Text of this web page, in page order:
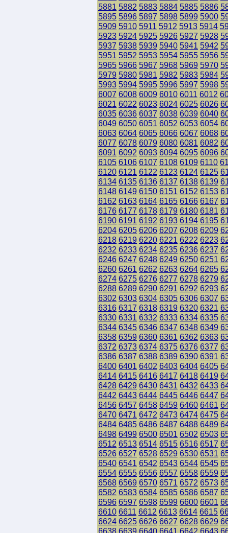
5881 5882 5883 5884 5885 5886
5895 5896 5897 5898 5899 5900
5909 5910 5911 5912 5913 5914
5923 5924 5925 5926 5927 5928
5937 5938 5939 5940 5941 5942
5951 5952 5953 5954 5955 5956
5965 5966 5967 5968 5969 5970
5979 5980 5981 5982 5983 5984
5993 5994 5995 5996 5997 5998
6007 6008 6009 6010 6011 6012
6021 6022 6023 6024 6025 6026
6035 6036 6037 6038 6039 6040
6049 6050 6051 6052 6053 6054
6063 6064 6065 6066 6067 6068
6077 6078 6079 6080 6081 6082
6091 6092 6093 6094 6095 6096
6105 6106 6107 6108 6109 6110
6120 6121 6122 6123 6124 6125
6134 6135 6136 6137 6138 6139
6148 6149 6150 6151 6152 6153
6162 6163 6164 6165 6166 6167
6176 6177 6178 6179 6180 6181
6190 6191 6192 6193 6194 6195
6204 6205 6206 6207 6208 6209
6218 6219 6220 6221 6222 6223
6232 6233 6234 6235 6236 6237
6246 6247 6248 6249 6250 6251
6260 6261 6262 6263 6264 6265
6274 6275 6276 6277 6278 6279
6288 6289 6290 6291 6292 6293
6302 6303 6304 6305 6306 6307
6316 6317 6318 6319 6320 6321
6330 6331 6332 6333 6334 6335
6344 6345 6346 6347 6348 6349
6358 6359 6360 6361 6362 6363
6372 6373 6374 6375 6376 6377
6386 6387 6388 6389 6390 6391
6400 6401 6402 6403 6404 6405
6414 6415 6416 6417 6418 6419
6428 6429 6430 6431 6432 6433
6442 6443 6444 6445 6446 6447
6456 6457 6458 6459 6460 6461
6470 6471 6472 6473 6474 6475
6484 6485 6486 6487 6488 6489
6498 6499 6500 6501 6502 6503
6512 6513 6514 6515 6516 6517
6526 6527 6528 6529 6530 6531
6540 6541 6542 6543 6544 6545
6554 6555 6556 6557 6558 6559
6568 6569 6570 6571 6572 6573
6582 6583 6584 6585 6586 6587
6596 6597 6598 6599 6600 6601
6610 6611 6612 6613 6614 6615
6624 6625 6626 6627 6628 6629
6638 6639 6640 6641 6642 6643